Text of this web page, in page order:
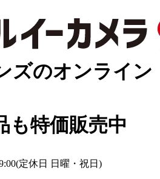
ズのオンライン
も特価販売中
定休日 日曜・祝日)